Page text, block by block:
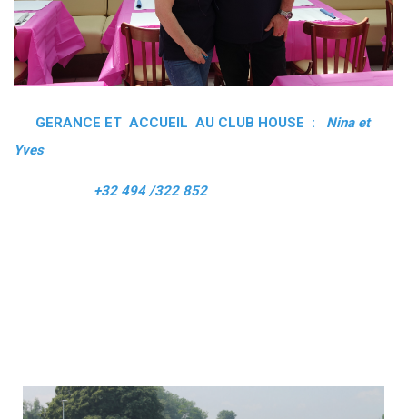
GERANCE ET ACCUEIL AU CLUB HOUSE :
Nina et
Yves
+32 494 /322 852